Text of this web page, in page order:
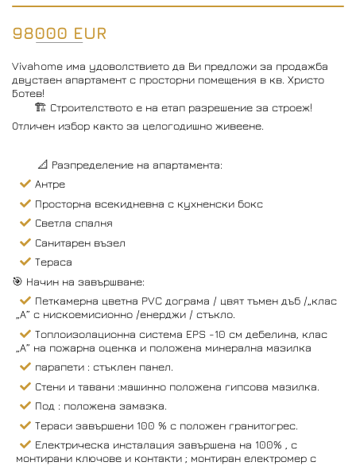
98000 EUR
Vivahome има удоволствието да Ви предложи за продажба
двустаен апартамент с просторни помещения в кв. Христо
Ботев!
🏗️ Строителството е на етап разрешение за строеж!
Отличен избор както за целогодишно живеене.
📐 Разпределение на апартамента:
Антре
Просторна всекидневна с кухненски бокс
Светла спалня
Санитарен възел
Тераса
🎯 Начин на завършване:
Петкамерна цветна PVC дограма / цвят тъмен дъб /„клас
„А” с нискоемисионно /енерджи / стъкло.
Топлоизолационна система EPS -10 см дебелина, клас
„А” на пожарна оценка и положена минерална мазилка
парапети : стъклен панел.
Стени и тавани :машинно положена гипсова мазилка.
Под : положена замазка.
Тераси завършени 100 % с положен гранитогрес.
Електрическа инсталация завършена на 100% , с
монтирани ключове и контакти ; монтиран електромер с